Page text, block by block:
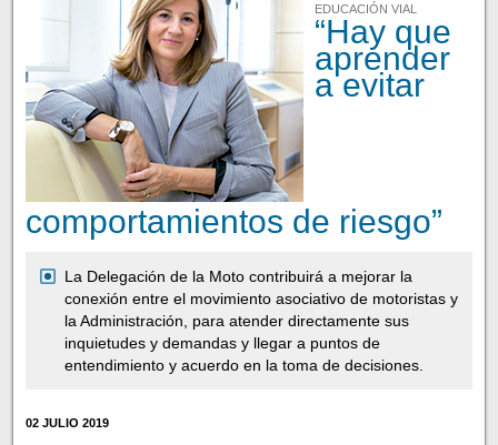
EDUCACIÓN VIAL
“Hay que
aprender
a evitar
comportamientos de riesgo”
La Delegación de la Moto contribuirá a mejorar la
conexión entre el movimiento asociativo de motoristas y
la Administración, para atender directamente sus
inquietudes y demandas y llegar a puntos de
entendimiento y acuerdo en la toma de decisiones.
02 JULIO 2019